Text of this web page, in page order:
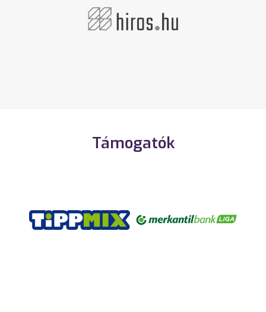
Támogatók